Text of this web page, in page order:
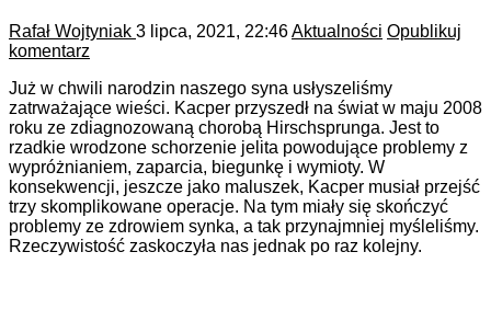
Rafał Wojtyniak 3 lipca, 2021, 22:46Aktualności Opublikuj
komentarz
Już w chwili narodzin naszego syna usłyszeliśmy
zatrważające wieści. Kacper przyszedł na świat w maju 2008
roku ze zdiagnozowaną chorobą Hirschsprunga. Jest to
rzadkie wrodzone schorzenie jelita powodujące problemy z
wypróżnianiem, zaparcia, biegunkę i wymioty. W
konsekwencji, jeszcze jako maluszek, Kacper musiał przejść
trzy skomplikowane operacje. Na tym miały się skończyć
problemy ze zdrowiem synka, a tak przynajmniej myśleliśmy.
Rzeczywistość zaskoczyła nas jednak po raz kolejny.